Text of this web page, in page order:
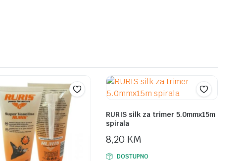
RURIS silk za trimer 5.0mmx15m
spirala
8,20 KM
DOSTUPNO